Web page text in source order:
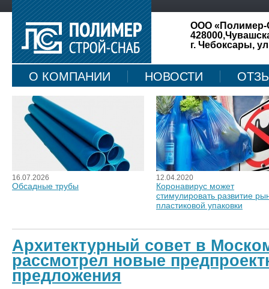
ООО «Полимер-
г. Чебоксары,
О КОМПАНИИ НОВОСТИ
КАРТА САЙТА
16.07.2026
Обсадные трубы
12.04.2020
Коронавирус может
стимулировать развитие
пластиковой упаковки
Архитектурный совет в
рассмотрел новые
предложения